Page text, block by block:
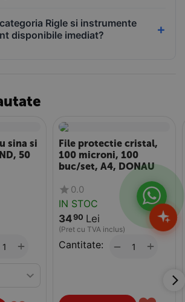
Rigle si instrumente
disponibile imediat?
sina si
50
+
File protectie cristal,
100 microni, 100
buc/set, A4, DONAU
0.0
IN STOC
3490 Lei
(Pret cu TVA inclus)
Cantitate: +
−